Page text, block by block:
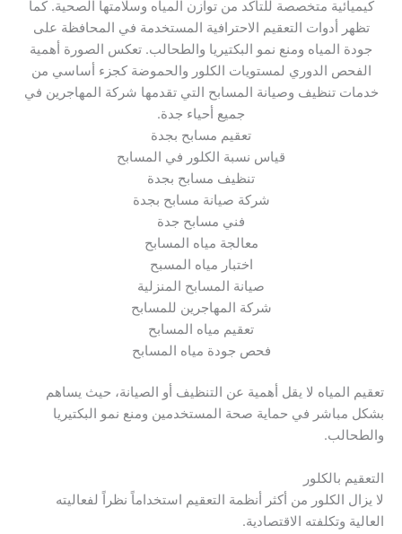
كيميائية متخصصة للتأكد من توازن المياه وسلامتها الصحية. كما
تظهر أدوات التعقيم الاحترافية المستخدمة في المحافظة على
جودة المياه ومنع نمو البكتيريا والطحالب. تعكس الصورة أهمية
الفحص الدوري لمستويات الكلور والحموضة كجزء أساسي من
خدمات تنظيف وصيانة المسابح التي تقدمها شركة المهاجرين في
جميع أحياء جدة.
تعقيم مسابح بجدة
قياس نسبة الكلور في المسابح
تنظيف مسابح بجدة
شركة صيانة مسابح بجدة
فني مسابح جدة
معالجة مياه المسابح
اختبار مياه المسبح
صيانة المسابح المنزلية
شركة المهاجرين للمسابح
تعقيم مياه المسابح
فحص جودة مياه المسابح
تعقيم المياه لا يقل أهمية عن التنظيف أو الصيانة، حيث يساهم
بشكل مباشر في حماية صحة المستخدمين ومنع نمو البكتيريا
والطحالب.
التعقيم بالكلور
لا يزال الكلور من أكثر أنظمة التعقيم استخداماً نظراً لفعاليته
العالية وتكلفته الاقتصادية.